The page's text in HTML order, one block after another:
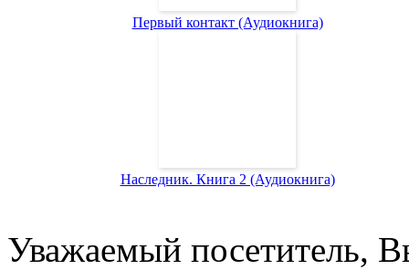
Первый контакт (Аудиокнига)
Наследник. Книга 2 (Аудиокнига)
Уважаемый посетитель,